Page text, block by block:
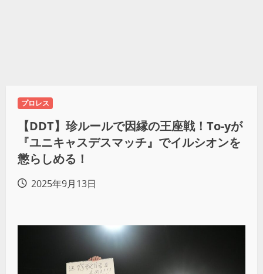
プロレス
【DDT】珍ルールで因縁の王座戦！To-yが
『ユニキャスデスマッチ』でイルシオンを
懲らしめる！
2025年9月13日